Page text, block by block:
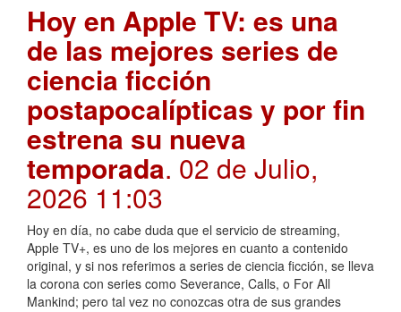
Hoy en Apple TV: es una
de las mejores series de
ciencia ficción
postapocalípticas y por fin
estrena su nueva
temporada. 02 de Julio,
2026 11:03
Hoy en día, no cabe duda que el servicio de streaming,
Apple TV+, es uno de los mejores en cuanto a contenido
original, y si nos referimos a series de ciencia ficción, se lleva
la corona con series como Severance, Calls, o For All
Mankind; pero tal vez no conozcas otra de sus grandes